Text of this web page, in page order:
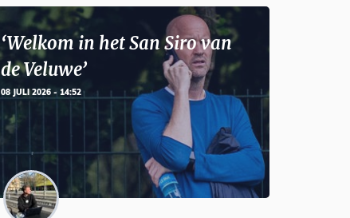
‘Welkom in het San Siro van
de Veluwe’
08 JULI 2026 - 14:52